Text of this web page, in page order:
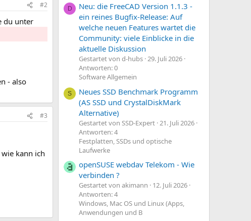
#2
du unter
- also
#3
kann ich
D
Neu: die FreeCAD Version 1.1.3 -
ein reines Bugfix-Release: Auf
welche neuen Features wartet die
Community: viele Einblicke in die
aktuelle Diskussion
Gestartet von d-hubs 29. Juli 2026
Antworten: 0
Software Allgemein
S
Neues SSD Benchmark Programm
(AS SSD und CrystalDiskMark
Alternative)
Gestartet von SSD-Expert 21. Juli 2026
Antworten: 4
Festplatten, SSDs und optische
Laufwerke
openSUSE webdav Telekom - Wie
verbinden ?
Gestartet von akimann
12. Juli 2026
Antworten: 4
Windows, Mac OS und Linux (Apps,
Anwendungen und B